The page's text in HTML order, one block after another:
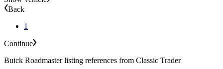
Back
1
Continue
Buick Roadmaster listing references from Classic Trader